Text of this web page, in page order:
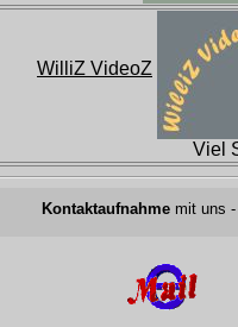
WilliZ VideoZ
Viel
Kontaktaufnahme mit uns